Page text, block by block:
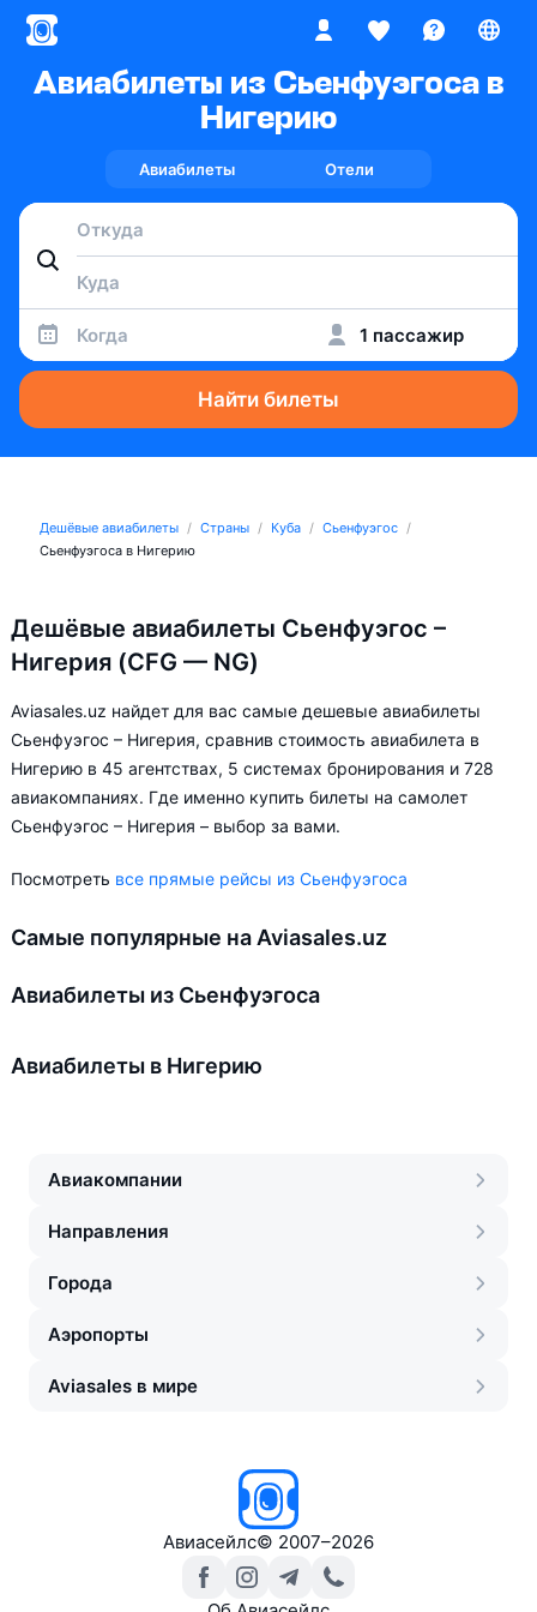
Авиабилеты из Сьенфуэгоса в
Нигерию
Авиабилеты Отели
Когда 1 пассажир
Найти билеты
Дешёвые авиабилеты Страны Куба
Сьенфуэгос
Сьенфуэгоса в Нигерию
Дешёвые авиабилеты Сьенфуэгос –
Нигерия (CFG — NG)
Aviasales.uz найдет для вас самые дешевые авиабилеты
Сьенфуэгос – Нигерия, сравнив стоимость авиабилета в
Нигерию в 45 агентствах, 5 системах бронирования и 728
авиакомпаниях. Где именно купить билеты на самолет
Сьенфуэгос – Нигерия – выбор за вами.
Посмотреть все прямые рейсы из Сьенфуэгоса
Самые популярные на Aviasales.uz
Авиабилеты из Сьенфуэгоса
Авиабилеты в Нигерию
Авиакомпании
Направления
Города
Аэропорты
Aviasales в мире
Авиасейлс© 2007–2026